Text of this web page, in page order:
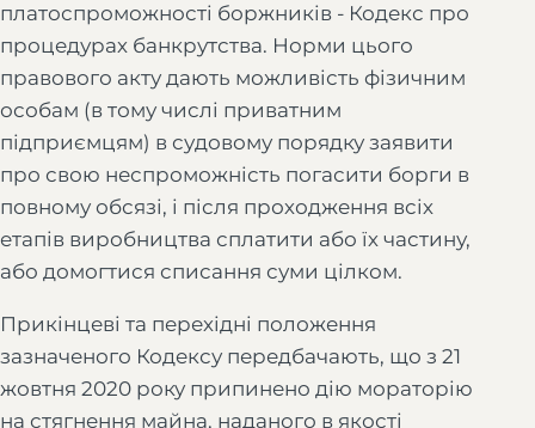
платоспроможності боржників - Кодекс про
процедурах банкрутства. Норми цього
правового акту дають можливість фізичним
особам (в тому числі приватним
підприємцям) в судовому порядку заявити
про свою неспроможність погасити борги в
повному обсязі, і після проходження всіх
етапів виробництва сплатити або їх частину,
або домогтися списання суми цілком.
Прикінцеві та перехідні положення
зазначеного Кодексу передбачають, що з 21
жовтня 2020 року припинено дію мораторію
на стягнення майна, наданого в якості